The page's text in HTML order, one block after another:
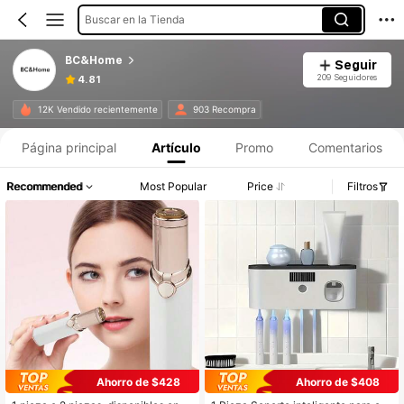
Buscar en la Tienda
BC&Home
4.81
Seguir
209 Seguidores
12K Vendido recientemente 903 Recompra
Página principal Artículo Promo Comentarios
Recommended Most Popular Price Filtros
Ahorro de $428
Ahorro de $408